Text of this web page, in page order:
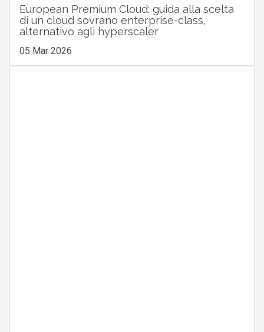
European Premium Cloud: guida alla scelta
di un cloud sovrano enterprise-class,
alternativo agli hyperscaler
05 Mar 2026